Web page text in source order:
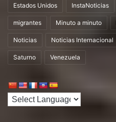
Estados Unidos InstaNoticias
migrantes Minuto a minuto
Noticias Noticias Internacional
Saturno Venezuela